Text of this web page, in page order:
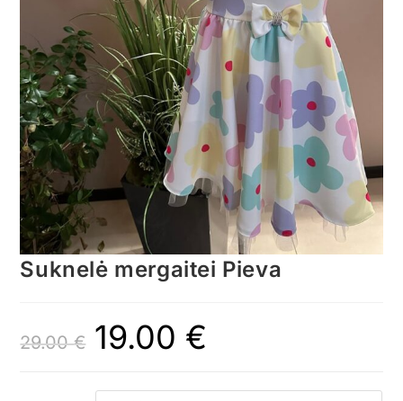
Suknelė mergaitei Pieva
29.00€ 19.00 €